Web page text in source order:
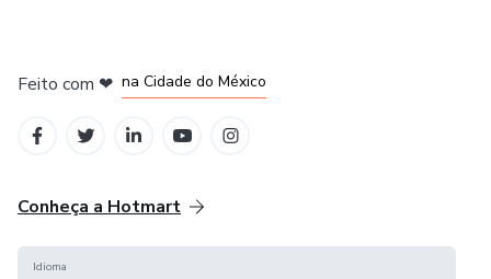
Feito com ❤ na Cidade do México
Conheça a Hotmart
Idioma